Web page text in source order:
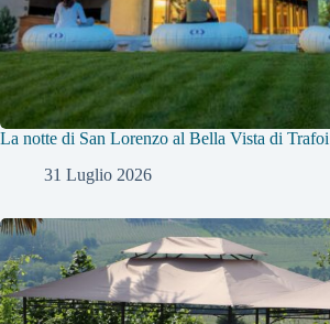
La notte di San Lorenzo al Bella Vista di Trafoi
31 Luglio 2026